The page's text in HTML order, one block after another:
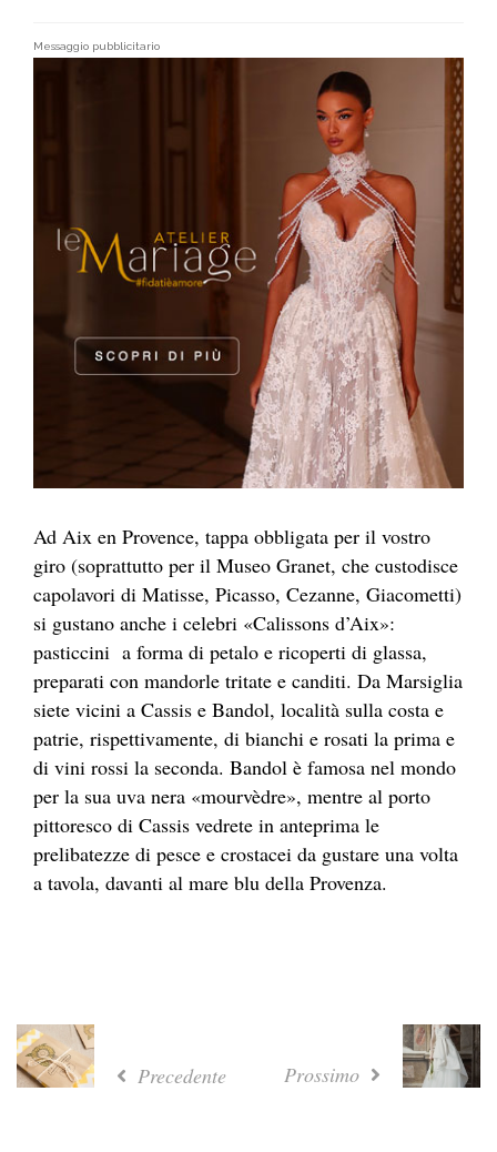
Messaggio pubblicitario
Ad Aix en Provence, tappa obbligata per il vostro
giro (soprattutto per il Museo Granet, che custodisce
capolavori di Matisse, Picasso, Cezanne, Giacometti)
si gustano anche i celebri «Calissons d’Aix»:
pasticcini a forma di petalo e ricoperti di glassa,
preparati con mandorle tritate e canditi. Da Marsiglia
siete vicini a Cassis e Bandol, località sulla costa e
patrie, rispettivamente, di bianchi e rosati la prima e
di vini rossi la seconda. Bandol è famosa nel mondo
per la sua uva nera «mourvèdre», mentre al porto
pittoresco di Cassis vedrete in anteprima le
prelibatezze di pesce e crostacei da gustare una volta
a tavola, davanti al mare blu della Provenza.
Precedente Prossimo